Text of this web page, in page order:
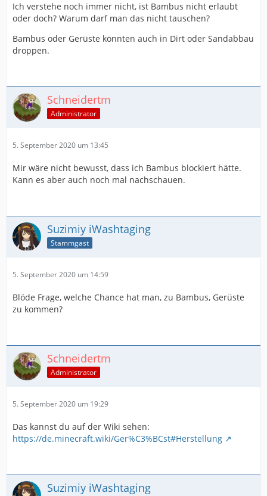
Ich verstehe noch immer nicht, ist Bambus nicht erlaubt
oder doch? Warum darf man das nicht tauschen?
Bambus oder Gerüste könnten auch in Dirt oder Sandabbau
droppen.
Schneidertm
Administrator
5. September 2020 um 13:45
Mir wäre nicht bewusst, dass ich Bambus blockiert hätte.
Kann es aber auch noch mal nachschauen.
Suzimiy iWashtaging
Stammgast
5. September 2020 um 14:59
Blöde Frage, welche Chance hat man, zu Bambus, Gerüste
zu kommen?
Schneidertm
Administrator
5. September 2020 um 19:29
Das kannst du auf der Wiki sehen:
https://de.minecraft.wiki/Ger%C3%BCst#Herstellung
Suzimiy iWashtaging